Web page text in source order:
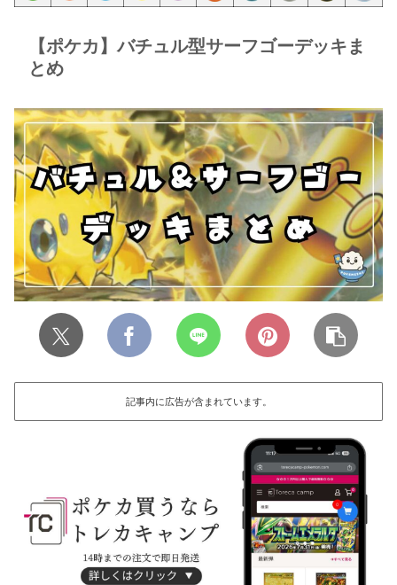
【ポケカ】バチュル型サーフゴーデッキま
とめ
記事内に広告が含まれています。